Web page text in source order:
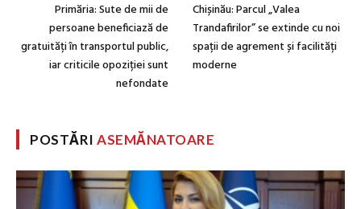
Primăria: Sute de mii de
persoane beneficiază de
gratuități în transportul public,
iar criticile opoziției sunt
nefondate
Chișinău: Parcul „Valea
Trandafirilor” se extinde cu noi
spații de agrement și facilități
moderne
POSTĂRIASEMĂNATOARE